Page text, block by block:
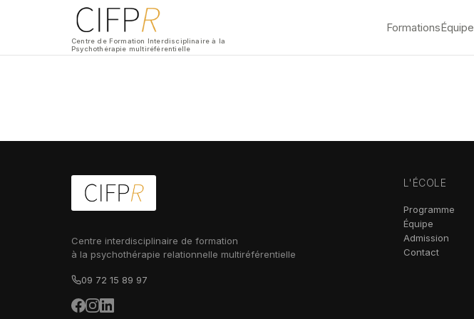
Centre de Formation Interdisciplinaire à la
Psychothérapie multiréférentielle
FormationsÉquipe
Centre interdisciplinaire de formation
à la psychothérapie relationnelle multiréférentielle
09 72 15 89 97
L'ÉCOLE
Programme
Équipe
Admission
Contact